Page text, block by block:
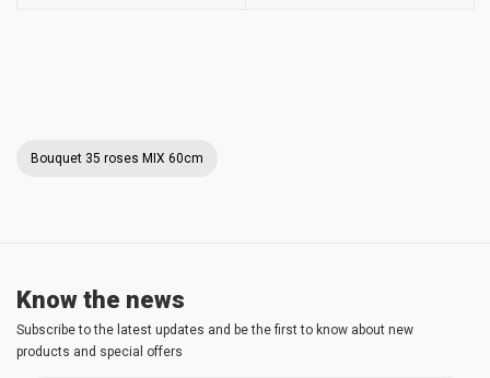
Bouquet 35 roses MIX 60cm
Know the news
Subscribe to the latest updates and be the first to know about new
products and special offers